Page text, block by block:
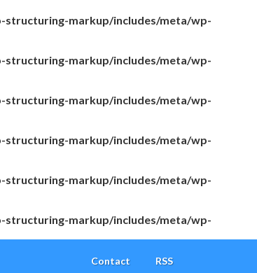
structuring-markup/includes/meta/wp-
structuring-markup/includes/meta/wp-
structuring-markup/includes/meta/wp-
structuring-markup/includes/meta/wp-
structuring-markup/includes/meta/wp-
structuring-markup/includes/meta/wp-
Contact RSS